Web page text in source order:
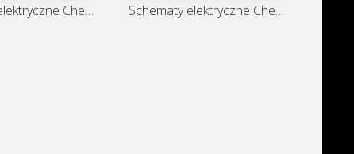
Schematy elektryczne Chery Fulwin 2 Schematy elektryczne Chery Celer